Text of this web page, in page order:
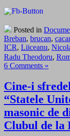
Posted in
Breban, brucan,
ICR, Liiceanu,
Radu Theodoru,
6 Comments »
Cine-i
“Statele
masonic de
Clubul de la